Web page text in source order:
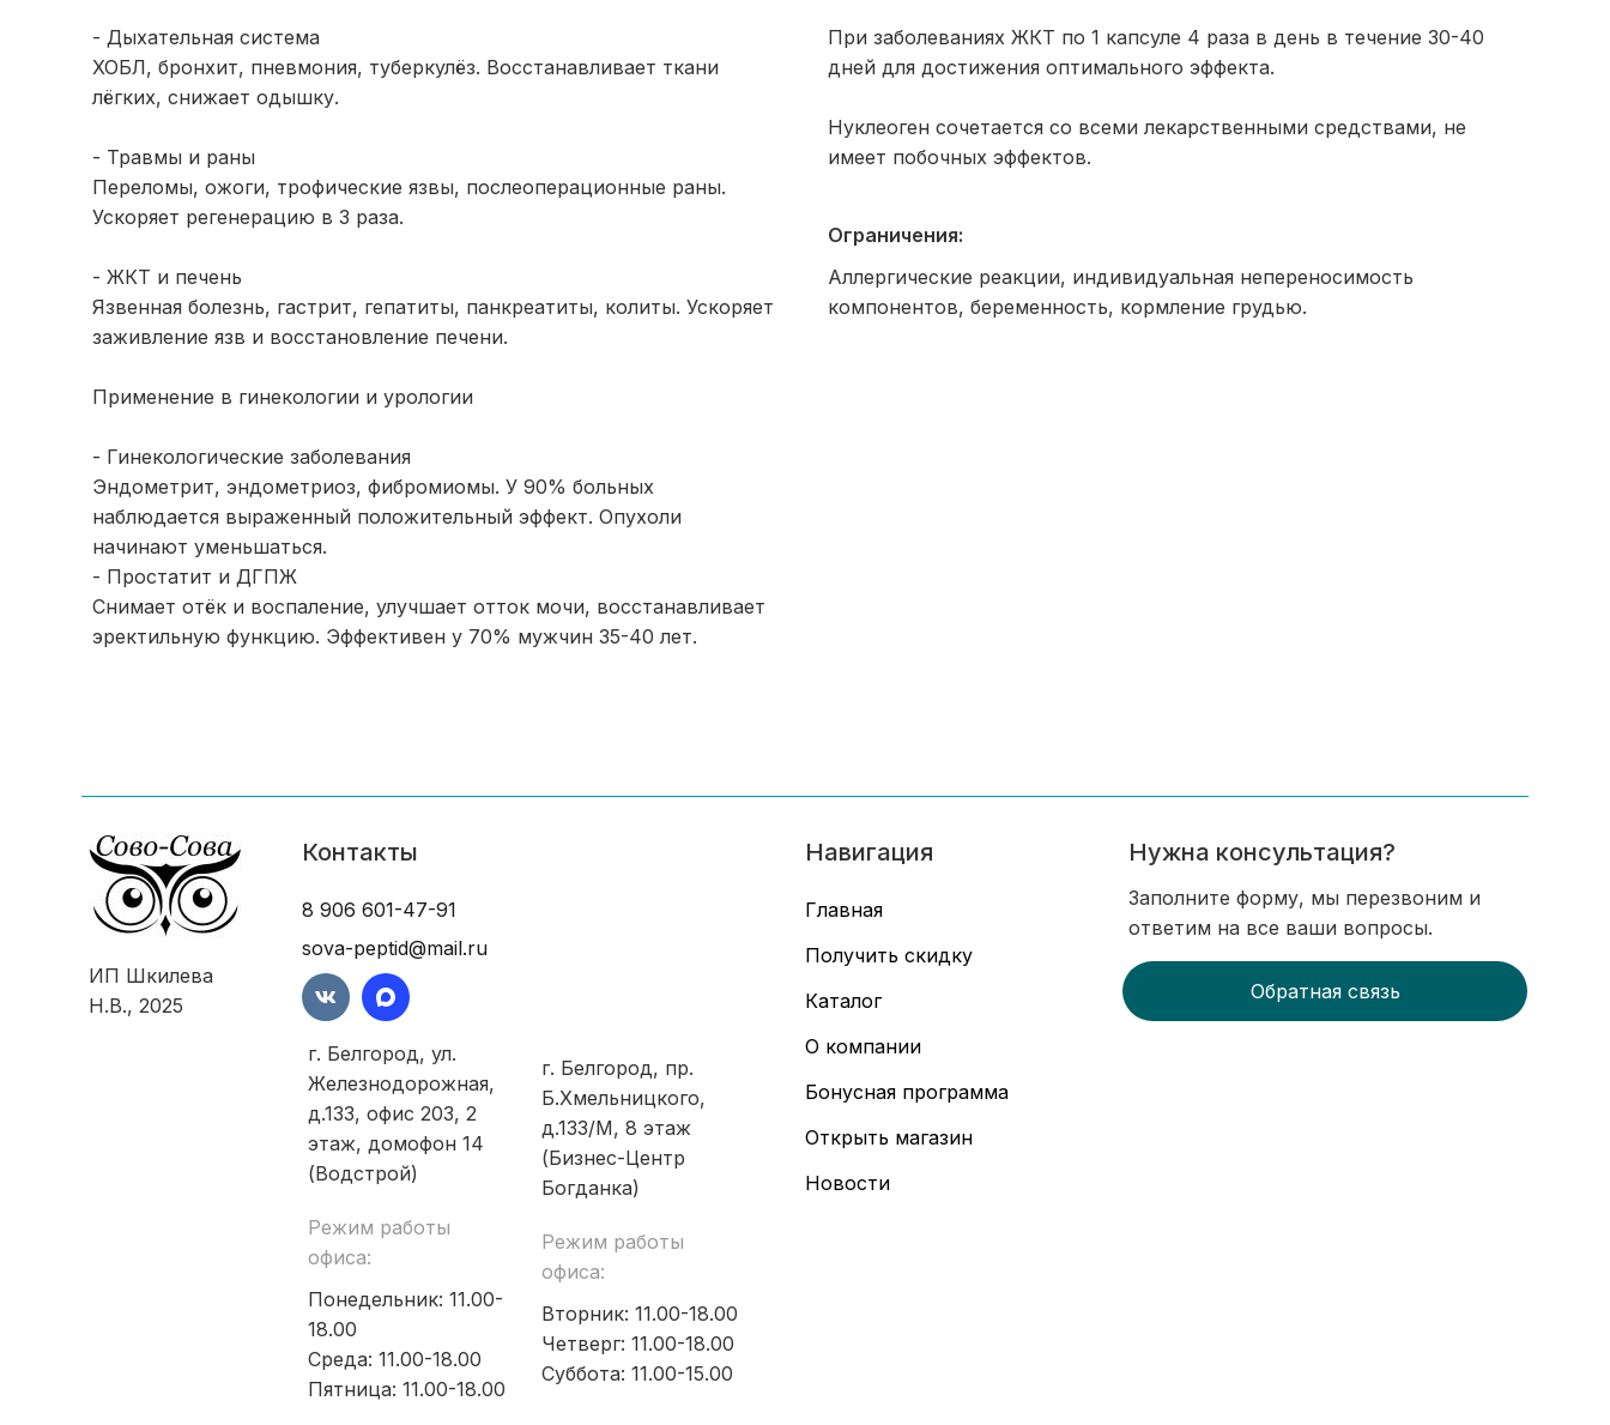
- Дыхательная система
ХОБЛ, бронхит, пневмония, туберкулёз. Восстанавливает ткани
лёгких, снижает одышку.
- Травмы и раны
Переломы, ожоги, трофические язвы, послеоперационные раны.
Ускоряет регенерацию в 3 раза.
- ЖКТ и печень
Язвенная болезнь, гастрит, гепатиты, панкреатиты, колиты. Ускоряет
заживление язв и восстановление печени.
Применение в гинекологии и урологии
- Гинекологические заболевания
Эндометрит, эндометриоз, фибромиомы. У 90% больных
наблюдается выраженный положительный эффект. Опухоли
начинают уменьшаться.
- Простатит и ДГПЖ
Снимает отёк и воспаление, улучшает отток мочи, восстанавливает
эректильную функцию. Эффективен у 70% мужчин 35-40 лет.
При заболеваниях ЖКТ по 1 капсуле 4 раза в день в течение 30-40
дней для достижения оптимального эффекта.
Нуклеоген сочетается со всеми лекарственными средствами, не
имеет побочных эффектов.
Ограничения:
Аллергические реакции, индивидуальная непереносимость
компонентов, беременность, кормление грудью.
ИП Шкилева
Н.В., 2025
Контакты
8 906 601-47-91
sova-peptid@mail.ru
г. Белгород, ул.
Железнодорожная,
д.133, офис 203, 2
этаж, домофон 14
(Водстрой)
Режим работы
офиса:
Понедельник: 11.00-
18.00
Среда: 11.00-18.00
Пятница: 11.00-18.00
г. Белгород, пр.
Б.Хмельницкого,
д.133/М, 8 этаж
(Бизнес-Центр
Богданка)
Режим работы
офиса:
Вторник: 11.00-18.00
Четверг: 11.00-18.00
Суббота: 11.00-15.00
Навигация
Главная
Получить скидку
Каталог
О компании
Бонусная программа
Открыть магазин
Новости
Нужна консультация?
Заполните форму, мы перезвоним и
ответим на все ваши вопросы.
Обратная связь